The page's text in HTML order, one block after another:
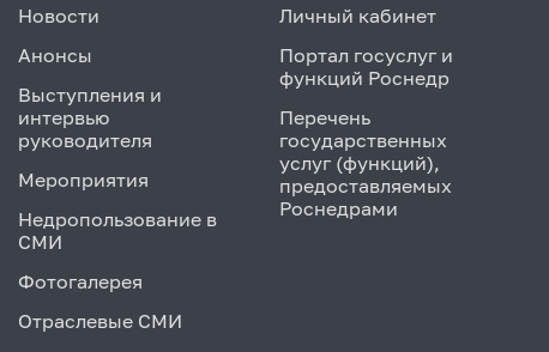
Новости
Анонсы
Выступления и
интервью
руководителя
Мероприятия
Недропользование в
СМИ
Фотогалерея
Отраслевые СМИ
Личный кабинет
Портал госуслуг и
функций Роснедр
Перечень
государственных
услуг (функций),
предоставляемых
Роснедрами